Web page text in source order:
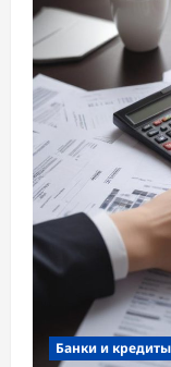
Банки и кредиты